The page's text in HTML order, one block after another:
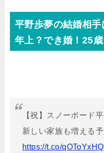
平野歩夢の結婚相
年上？でき婚！25歳
【祝】スノーボード
新しい家族も増える予
https://t.co/